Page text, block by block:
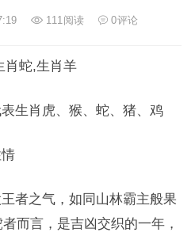
111阅读 0评论
肖蛇,生肖羊
生肖虎、猴、蛇、猪、鸡
者之气，如同山林霸主般果
而言，是吉凶交织的一年，